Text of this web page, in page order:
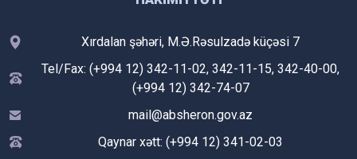
Xırdalan şəhəri, M.Ə.Rəsulzadə küçəsi 7
Tel/Fax: (+994 12) 342-11-02, 342-11-15, 342-40-00,
(+994 12) 342-74-07
mail@absheron.gov.az
Qaynar xətt: (+994 12) 341-02-03